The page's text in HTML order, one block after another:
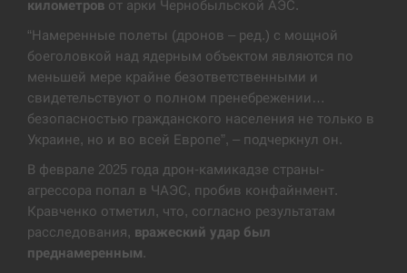
12:53
США обсуждают лицензии на Patriot для
Украины, несмотря на сомнения…
12:40
Латвія готова направити до 20 військових для
розблокування Ормузької протоки
СЕРПЕНЬ
12:23
Силы обороны поразили российскую
переправу, склады и другие важные объекты…
километров от арки Чернобыльской АЭС.
“Намеренные полеты (дронов – ред.) с мощной
боеголовкой над ядерным объектом являются по
меньшей мере крайне безответственными и
свидетельствуют о полном пренебрежении…
безопасностью гражданского населения не только в
Украине, но и во всей Европе”, – подчеркнул он.
В феврале 2025 года дрон-камикадзе страны-
агрессора попал в ЧАЭС, пробив конфайнмент.
Кравченко отметил, что, согласно результатам
расследования, вражеский удар был
преднамеренным.